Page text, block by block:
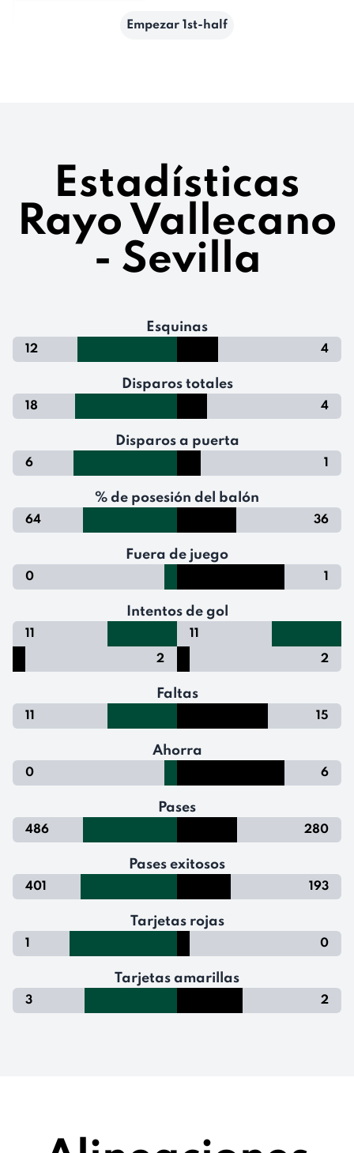
Empezar 1st-half
Estadísticas
Rayo Vallecano
- Sevilla
Esquinas
12 4
Disparos totales
18 4
Disparos a puerta
6 1
% de posesión del balón
64 36
Fuera de juego
0 1
Intentos de gol
11
11
2
2
Faltas
11 15
Ahorra
0 6
Pases
486 280
Pases exitosos
401 193
Tarjetas rojas
1 0
Tarjetas amarillas
3 2